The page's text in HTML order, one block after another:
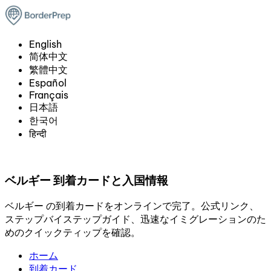
English
简体中文
繁體中文
Español
Français
日本語
한국어
हिन्दी
ベルギー 到着カードと入国情報
ベルギー の到着カードをオンラインで完了。公式リンク、
ステップバイステップガイド、迅速なイミグレーションのた
めのクイックティップを確認。
ホーム